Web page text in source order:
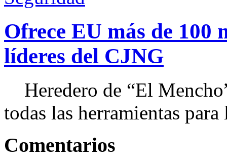
Ofrece EU más de 100
líderes del CJNG
Heredero de “El
todas las herramientas
Comentarios